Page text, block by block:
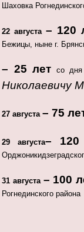
Шаховка
22 августа – 120
Бежицы, ныне г.
– 25 лет со дня
Николаевичу
27 августа – 75
29 августа–
31 августа – 100
Рогнединского района